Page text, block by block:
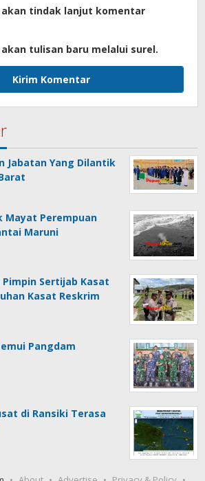
akan tindak lanjut komentar
tulisan baru melalui surel.
Jabatan Yang Dilantik
Mayat Perempuan
Maruni
Sertijab Kasat
Kasat Reskrim
Pangdam
di Ransiki Terasa